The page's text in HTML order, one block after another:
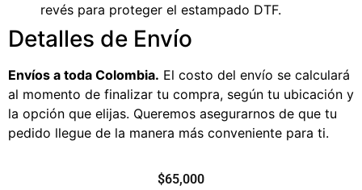
revés para proteger el estampado DTF.
Detalles de Envío
Envíos a toda Colombia. El costo del envío se calculará
al momento de finalizar tu compra, según tu ubicación y
la opción que elijas. Queremos asegurarnos de que tu
pedido llegue de la manera más conveniente para ti.
$65,000